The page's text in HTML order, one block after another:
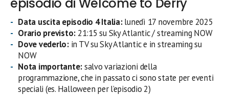
Data uscita episodio 4 Italia:lunedì 17 novembre 2025
Orario previsto:21:15 su Sky Atlantic / streaming NOW
Dove vederlo:in TV su Sky Atlantic e in streaming su
NOW
Nota importante:salvo variazioni della
programmazione, che in passato ci sono state per eventi
speciali (es. Halloween per l’episodio 2)